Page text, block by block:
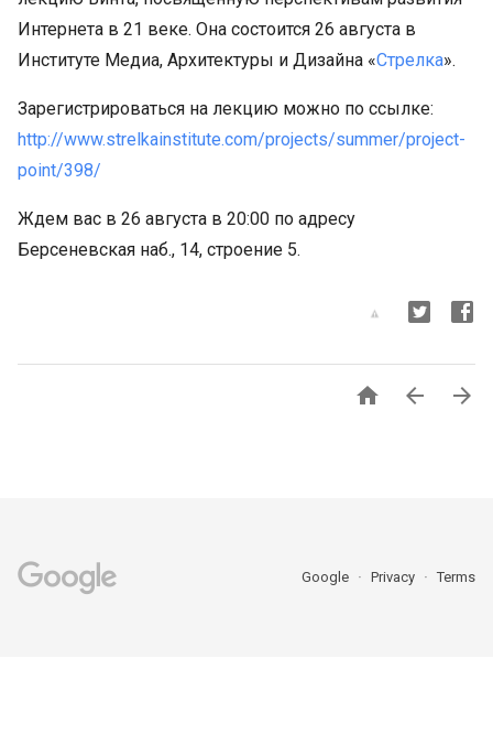
Интернета в 21 веке. Она состоится 26 августа в
Институте Медиа, Архитектуры и Дизайна «Стрелка».
Зарегистрироваться на лекцию можно по ссылке:
http://www.strelkainstitute.com/projects/summer/project-
point/398/
Ждем вас в 26 августа в 20:00 по адресу
Берсеневская наб., 14, строение 5.
  
Google Privacy Terms